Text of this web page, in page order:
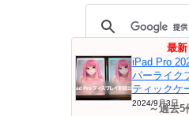
最新
iPad Pro
パーライク
ティックケ
2024/9月3日
～過去5